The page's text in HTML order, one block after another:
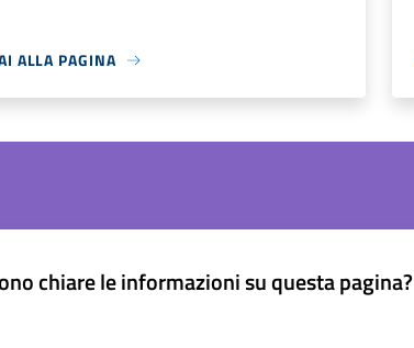
ALLA PAGINA
chiare le informazioni su questa pagina?